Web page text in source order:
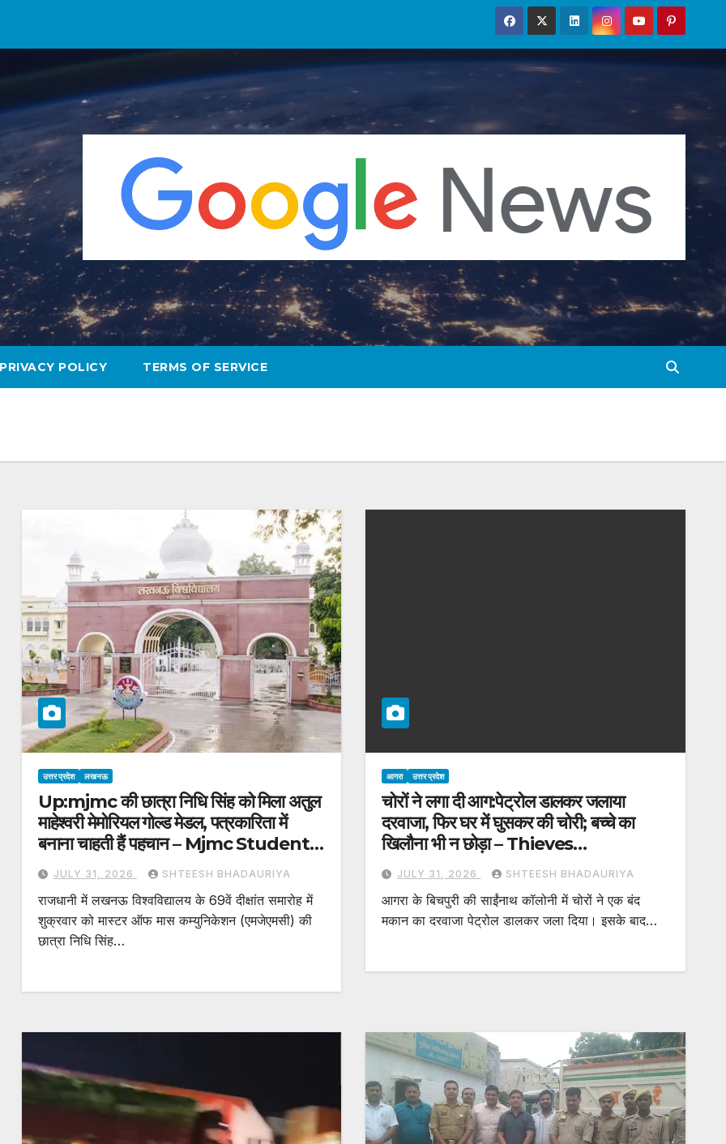
PRIVACY POLICY TERMS OF SERVICE
उत्तर प्रदेश लखनऊ
Up:mjmc की छात्रा निधि सिंह को मिला अतुल
माहेश्वरी मेमोरियल गोल्ड मेडल, पत्रकारिता में
बनाना चाहती हैं पहचान – Mjmc Student
Nidhi Singh Receives Atul
Maheshwari Memorial Gold
Medal
JULY 31, 2026 SHTEESH BHADAURIYA
राजधानी में लखनऊ विश्वविद्यालय के 69वें दीक्षांत समारोह में
शुक्रवार को मास्टर ऑफ मास कम्युनिकेशन (एमजेएमसी) की
छात्रा निधि सिंह…
आगरा उत्तर प्रदेश
चोरों ने लगा दी आग:पेट्रोल डालकर जलाया
दरवाजा, फिर घर में घुसकर की चोरी; बच्चे का
खिलाैना भी न छोड़ा – Thieves
Committed Burglary By Setting
House Door On Fire In Agra
JULY 31, 2026 SHTEESH BHADAURIYA
आगरा के बिचपुरी की साईंनाथ कॉलोनी में चोरों ने एक बंद
मकान का दरवाजा पेट्रोल डालकर जला दिया। इसके बाद…